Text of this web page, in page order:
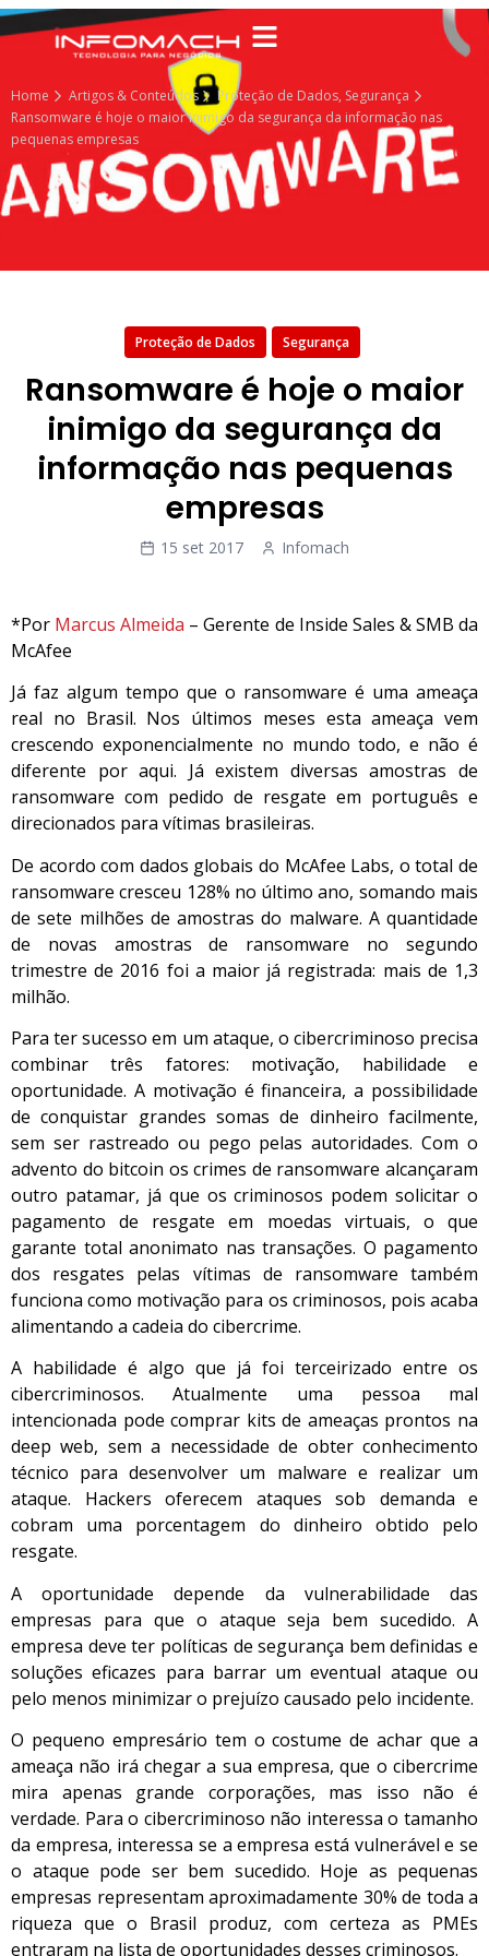
Home Artigos & Conteúdos Proteção de Dados, Segurança
Ransomware é hoje o maior inimigo da segurança da informação nas
pequenas empresas
Proteção de Dados Segurança
Ransomware é hoje o maior
inimigo da segurança da
informação nas pequenas
empresas
15 set 2017 Infomach
*Por Marcus Almeida – Gerente de Inside Sales & SMB da
McAfee
Já faz algum tempo que o ransomware é uma ameaça
real no Brasil. Nos últimos meses esta ameaça vem
crescendo exponencialmente no mundo todo, e não é
diferente por aqui. Já existem diversas amostras de
ransomware com pedido de resgate em português e
direcionados para vítimas brasileiras.
De acordo com dados globais do McAfee Labs, o total de
ransomware cresceu 128% no último ano, somando mais
de sete milhões de amostras do malware. A quantidade
de novas amostras de ransomware no segundo
trimestre de 2016 foi a maior já registrada: mais de 1,3
milhão.
Para ter sucesso em um ataque, o cibercriminoso precisa
combinar três fatores: motivação, habilidade e
oportunidade. A motivação é financeira, a possibilidade
de conquistar grandes somas de dinheiro facilmente,
sem ser rastreado ou pego pelas autoridades. Com o
advento do bitcoin os crimes de ransomware alcançaram
outro patamar, já que os criminosos podem solicitar o
pagamento de resgate em moedas virtuais, o que
garante total anonimato nas transações. O pagamento
dos resgates pelas vítimas de ransomware também
funciona como motivação para os criminosos, pois acaba
alimentando a cadeia do cibercrime.
A habilidade é algo que já foi terceirizado entre os
cibercriminosos. Atualmente uma pessoa mal
intencionada pode comprar kits de ameaças prontos na
deep web, sem a necessidade de obter conhecimento
técnico para desenvolver um malware e realizar um
ataque. Hackers oferecem ataques sob demanda e
cobram uma porcentagem do dinheiro obtido pelo
resgate.
A oportunidade depende da vulnerabilidade das
empresas para que o ataque seja bem sucedido. A
empresa deve ter políticas de segurança bem definidas e
soluções eficazes para barrar um eventual ataque ou
pelo menos minimizar o prejuízo causado pelo incidente.
O pequeno empresário tem o costume de achar que a
ameaça não irá chegar a sua empresa, que o cibercrime
mira apenas grande corporações, mas isso não é
verdade. Para o cibercriminoso não interessa o tamanho
da empresa, interessa se a empresa está vulnerável e se
o ataque pode ser bem sucedido. Hoje as pequenas
empresas representam aproximadamente 30% de toda a
riqueza que o Brasil produz, com certeza as PMEs
entraram na lista de oportunidades desses criminosos.